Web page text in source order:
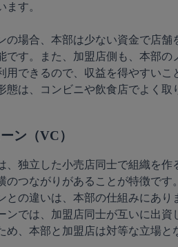
ます。
の場合、本部は少ない資金で店舗
です。また、加盟店側も、本部の
用できるので、収益を得やすいこ
態は、コンビニや飲食店でよく取
ン（VC）
、独立した小売店同士で組織を作
のつながりがあることが特徴です
との違いは、本部の仕組みにあり
ンでは、加盟店同士が互いに出資
め、本部と加盟店は対等な立場と